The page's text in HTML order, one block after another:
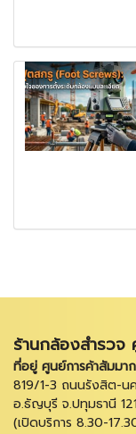
ร้านกล้องสำรวจ
ที่อยู่ ศูนย์การค้าสัมม
819/1-3 ถนนรังสิต-น
อ.ธัญบุรี จ.ปทุมธานี
(เปิดบริการ 8.30-